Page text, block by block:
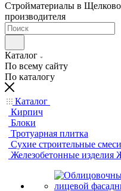
Стройматериалы в
производителя
Каталог
По всему сайту
По каталогу
Каталог
Кирпич
Блоки
Тротуарная плитка
Сухие строительные смеси
Железобетонные изделия